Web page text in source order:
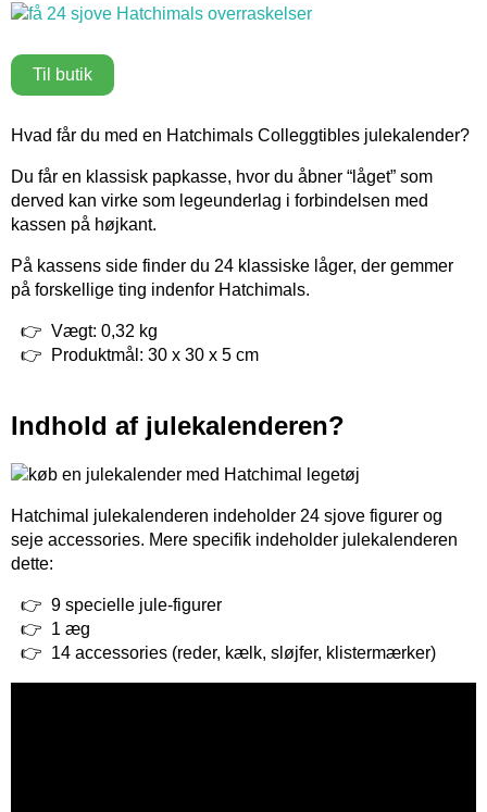
Til butik
Hvad får du med en Hatchimals Colleggtibles julekalender?
Du får en klassisk papkasse, hvor du åbner “låget” som
derved kan virke som legeunderlag i forbindelsen med
kassen på højkant.
På kassens side finder du 24 klassiske låger, der gemmer
på forskellige ting indenfor Hatchimals.
Vægt: 0,32 kg
Produktmål: 30 x 30 x 5 cm
Indhold af julekalenderen?
Hatchimal julekalenderen indeholder 24 sjove figurer og
seje accessories. Mere specifik indeholder julekalenderen
dette:
9 specielle jule-figurer
1 æg
14 accessories (reder, kælk, sløjfer, klistermærker)